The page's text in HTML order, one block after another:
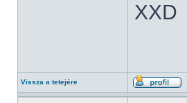
XXD
Vissza a tetejére